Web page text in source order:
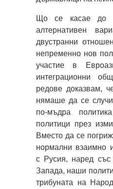
Що се касае до
алтернативен
двустранни
непременно нов
участие в
интеграционни
редове доказвам,
нямаше да се
по-мъдра
политици през
Вместо да се
нормални взаимно
с Русия, наред със
Запада, наши
трибуната на